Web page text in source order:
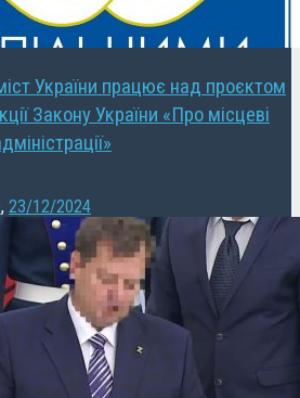
України працює над проєктом
Закону України «Про місцеві
, 23/12/2024